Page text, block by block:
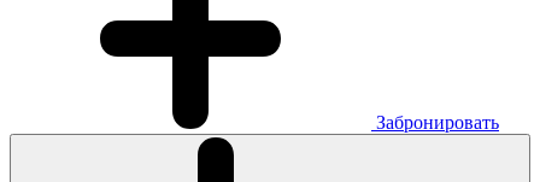
Забронировать